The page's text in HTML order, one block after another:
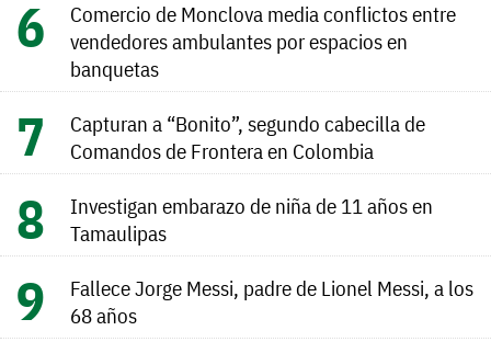
Comercio de Monclova media conflictos entre
vendedores ambulantes por espacios en
banquetas
Capturan a “Bonito”, segundo cabecilla de
Comandos de Frontera en Colombia
Investigan embarazo de niña de 11 años en
Tamaulipas
Fallece Jorge Messi, padre de Lionel Messi, a los
68 años